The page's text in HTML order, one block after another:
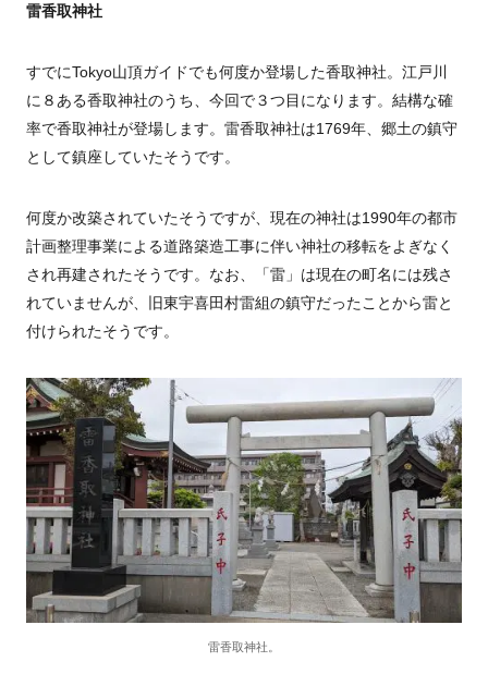
雷香取神社
すでにTokyo山頂ガイドでも何度か登場した香取神社。江戸川
に８ある香取神社のうち、今回で３つ目になります。結構な確
率で香取神社が登場します。雷香取神社は1769年、郷土の鎮守
として鎮座していたそうです。
何度か改築されていたそうですが、現在の神社は1990年の都市
計画整理事業による道路築造工事に伴い神社の移転をよぎなく
され再建されたそうです。なお、「雷」は現在の町名には残さ
れていませんが、旧東宇喜田村雷組の鎮守だったことから雷と
付けられたそうです。
雷香取神社。